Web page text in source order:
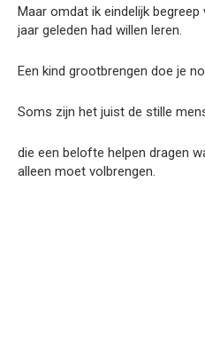
Maar omdat ik eindelijk
jaar geleden had willen leren.
Een kind grootbrengen doe je
Soms zijn het juist de stille
die een belofte helpen dragen
alleen moet volbrengen.